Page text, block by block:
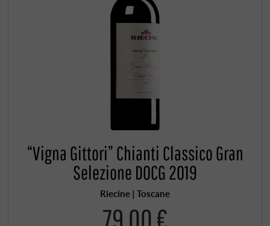
“Vigna Gittori” Chianti Classico Gran
Selezione DOCG 2019
Riecine | Toscane